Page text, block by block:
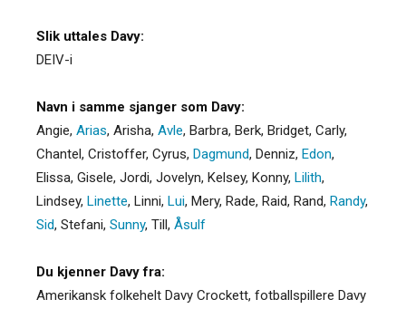
Slik uttales Davy:
DEIV-i
Navn i samme sjanger som Davy:
Angie, Arias, Arisha, Avle, Barbra, Berk, Bridget, Carly,
Chantel, Cristoffer, Cyrus, Dagmund, Denniz, Edon,
Elissa, Gisele, Jordi, Jovelyn, Kelsey, Konny, Lilith,
Lindsey, Linette, Linni, Lui, Mery, Rade, Raid, Rand, Randy,
Sid, Stefani, Sunny, Till, Åsulf
Du kjenner Davy fra:
Amerikansk folkehelt Davy Crockett, fotballspillere Davy